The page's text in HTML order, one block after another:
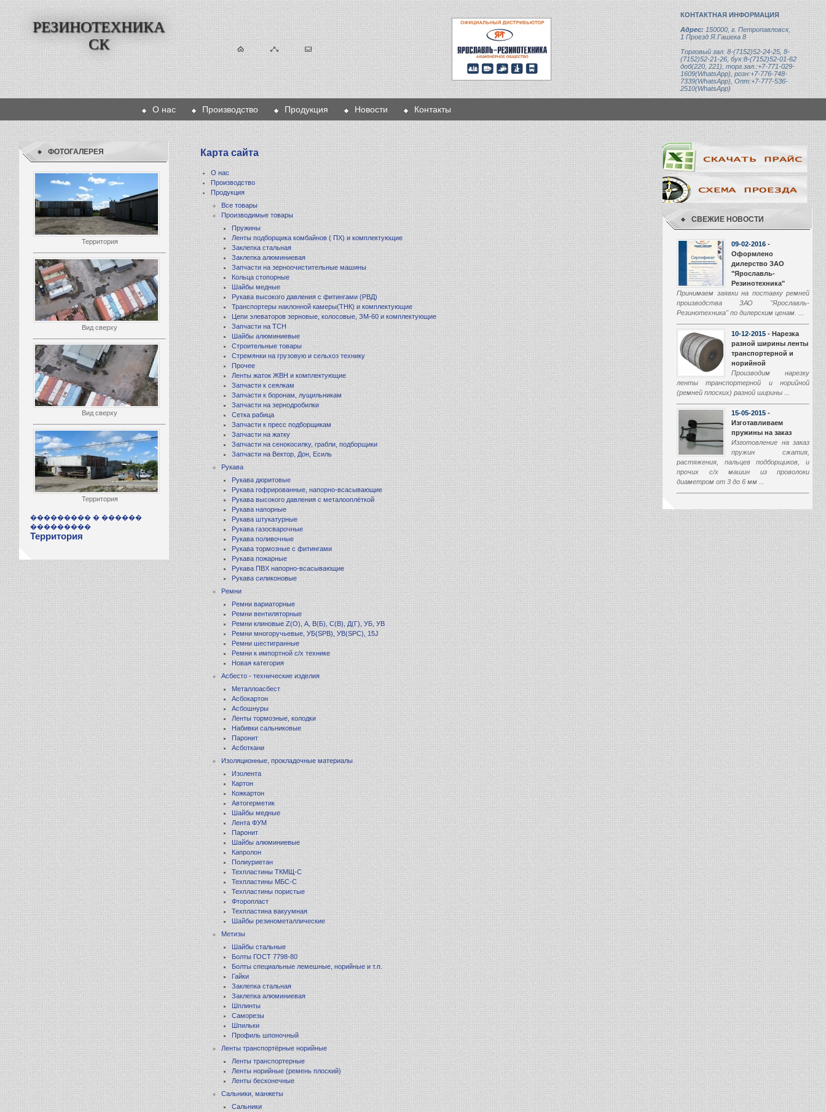
РЕЗИНОТЕХНИКА
СК
КОНТАКТНАЯ ИНФОРМАЦИЯ
Адрес:150000, г. Петропавловск,
1 Проезд Я.Гашека 8
Торговый зал: 8-(7152)52-24-25, 8-
(7152)52-21-26, бух:8-(7152)52-01-62
доб(220, 221), торг.зал.:+7-771-029-
1609(WhatsApp), розн:+7-776-748-
7339(WhatsApp), Опт:+7-777-536-
2510(WhatsApp)
О нас Производство Продукция Новости Контакты
ФОТОГАЛЕРЕЯ
Территория
Вид сверху
Вид сверху
Территория
��������� � ������
���������
Территория
Карта сайта
О нас
Производство
Продукция
Все товары
Производимые товары
Пружины
Ленты подборщика комбайнов ( ПХ) и комплектующие
Заклепка стальная
Заклепка алюминиевая
Запчасти на зерноочистительные машины
Кольца стопорные
Шайбы медные
Рукава высокого давления с фитингами (РВД)
Транспортеры наклонной камеры(ТНК) и комплектующие
Цепи элеваторов зерновые, колосовые, ЗМ-60 и комплектующие
Запчасти на ТСН
Шайбы алюминиевые
Строительные товары
Стремянки на грузовую и сельхоз технику
Прочее
Ленты жаток ЖВН и комплектующие
Запчасти к сеялкам
Запчасти к боронам, лущильникам
Запчасти на зернодробилки
Сетка рабица
Запчасти к пресс подборщикам
Запчасти на жатку
Запчасти на сенокосилку, грабли, подборщики
Запчасти на Вектор, Дон, Есиль
Рукава
Рукава дюритовые
Рукава гофрированные, напорно-всасывающие
Рукава высокого давления с металооплёткой
Рукава напорные
Рукава штукатурные
Рукава газосварочные
Рукава поливочные
Рукава тормозные с фитингами
Рукава пожарные
Рукава ПВХ напорно-всасывающие
Рукава силиконовые
Ремни
Ремни вариаторные
Ремни вентиляторные
Ремни клиновые Z(O), А, В(Б), С(В), Д(Г), УБ, УВ
Ремни многоручьевые, УБ(SPB), УВ(SPC), 15J
Ремни шестигранные
Ремни к импортной с/х технике
Новая категория
Асбесто - технические изделия
Металлоасбест
Асбокартон
Асбошнуры
Ленты тормозные, колодки
Набивки сальниковые
Паронит
Асботкани
Изоляционные, прокладочные материалы
Изолента
Картон
Кожкартон
Автогерметик
Шайбы медные
Лента ФУМ
Паронит
Шайбы алюминиевые
Капролон
Полиуриетан
Техпластины ТКМЩ-С
Техпластины МБС-С
Техпластины пористые
Фторопласт
Техпластина вакуумная
Шайбы резинометаллические
Метизы
Шайбы стальные
Болты ГОСТ 7798-80
Болты специальные лемешные, норийные и т.п.
Гайки
Заклепка стальная
Заклепка алюминиевая
Шплинты
Саморезы
Шпильки
Профиль шпоночный
Ленты транспортёрные норийные
Ленты транспортерные
Ленты норийные (ремень плоский)
Ленты бесконечные
Сальники, манжеты
Сальники
СВЕЖИЕ НОВОСТИ
09-02-2016 -
Оформлено
дилерство ЗАО
"Ярославль-
Резинотехника"
Принимаем заявки на поставку ремней
производства ЗАО "Ярославль-
Резинотехника" по дилерским ценам. ...
10-12-2015 - Нарезка
разной ширины ленты
транспортерной и
норийной
Производим нарезку
ленты транспортерной и норийной
(ремней плоских) разной ширины ...
15-05-2015 -
Изготавливаем
пружины на заказ
Изготовление на заказ
пружин сжатия,
растяжения, пальцев подборщиков, и
прочих с/х машин из проволоки
диаметром от 3 до 6 мм ...
Производство
транспортеров
наклонной камеры
Начали производство
транспортеров наклонной камеры (ТНК)
комбайнов Енисей, Нива. ...
13-01-2024 -
Изготовление сетки
рабица
Изготавливаем сетку
рабица под заказ по
заданным размерам ...